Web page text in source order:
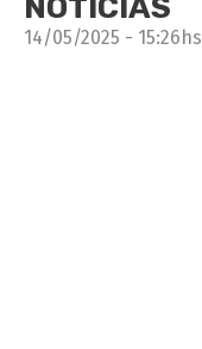
NOTICIAS
14/05/2025 - 15:26hs